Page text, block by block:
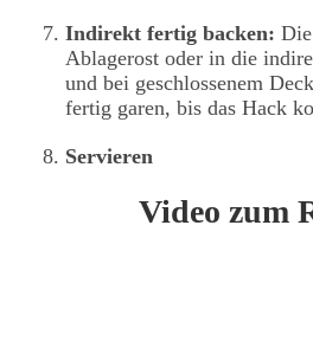
Indirekt fertig backen:
Ablagerost oder in die
und bei geschlossenem
fertig garen, bis das Hack
Servieren
Video zum